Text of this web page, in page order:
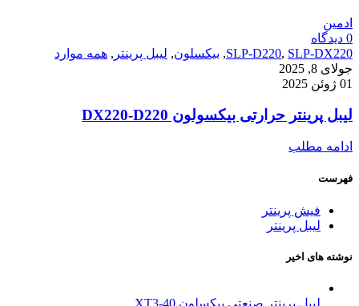
ادمین
0 دیدگاه
SLP-D220, SLP-DX220
, بیکسلون, لیبل پرینتر , همه موارد
جولای 8, 2025
01 ژوئن 2025
لیبل پرینتر حرارتی بیکسولون DX220-D220
ادامه مطلب
فهرست
فیش پرینتر
لیبل پرینتر
نوشته های اخیر